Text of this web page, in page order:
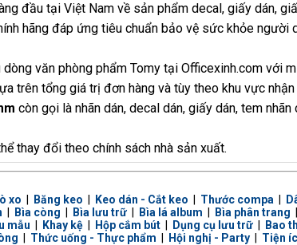
đầu tại Việt Nam về sản phẩm decal, giấy dán,
hãng đáp ứng tiêu chuẩn bảo vệ sức khỏe người
dòng văn phòng phẩm Tomy tại Officexinh.com với
trên tổng giá trị đơn hàng và tùy theo khu vực nhận
còn gọi là nhãn dán, decal dán, giấy dán, tem
thay đổi theo chính sách nhà sản xuất.
xo Băng keo Keo dán - Cắt keo Thước compa
Bìa còng Bìa lưu trữ| Bìa lá album Bìa phân trang
mẫu Khay kệ| Hộp cắm bút| Dụng cụ lưu trữ| Bao
Thức uống - Thực phẩm Hội nghị - Party| Tiện